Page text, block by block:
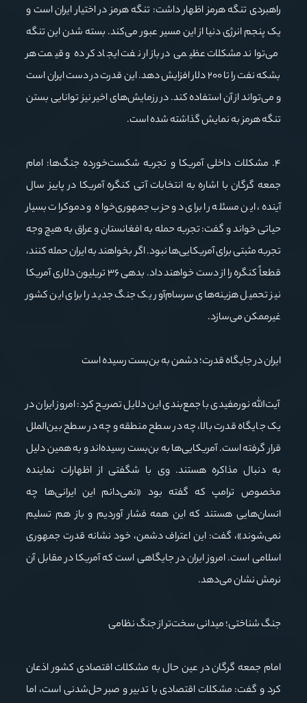
راهبردی تنگه هرمز اظهار داشت: تنگه هرمز در اختیار ایران است و
یک پنجم انرژی دنیا از این مسیر عبور می‌کند. بسته شدن این تنگه
می‌تواند مشکلات عظیمی در بازار نفت ایجاد کرده و قیمت هر
بشکه نفت را تا ۲۰۰ دلار افزایش دهد. این قدرت در دست ایران است
و می‌تواند از آن استفاده کند. در رزمایش‌های اخیر نیز توانایی بستن
تنگه هرمز به نمایش گذاشته شده است.
۴. مشکلات داخلی آمریکا و تجربه شکست‌خورده جنگ‌ها: امام
جمعه گرگان با اشاره به انتخابات آتی کنگره آمریکا در پاییز سال
آینده، این مسئله را برای دو حزب جمهوری‌خواه و دموکرات بسیار
حیاتی خواند و گفت: تجربه حمله به افغانستان و عراق به هیچ وجه
تجربه مثبتی برای آمریکایی‌ها نبود. اگر بخواهند به ایران حمله کنند،
قطعاً کنگره را از دست خواهند داد. بدهی ۳۶ تریلیون دلاری آمریکا
نیز تحمیل هزینه‌های سرسام‌آور یک جنگ جدید را برای این کشور
غیرممکن می‌سازد.
ایران در جایگاه قدرت؛ دشمن به بن‌بست رسیده است
آیت‌الله نورمفیدی با جمع‌بندی این دلایل تصریح کرد: امروز ایران در
یک جایگاه قدرت بالا، چه در سطح منطقه و چه در سطح بین‌الملل
قرار گرفته است. آمریکایی‌ها به بن‌بست رسیده‌اند و به همین دلیل
به دنبال مذاکره هستند. وی با شگفتی از اظهارات نماینده
مخصوص ترامپ که گفته بود «نمی‌دانم این ایرانی‌ها چه
انسان‌هایی هستند که این همه فشار آوردیم و باز هم تسلیم
نمی‌شوند»، گفت: این اعتراف دشمن، خود نشانه قدرت جمهوری
اسلامی است. امروز ایران در جایگاهی است که آمریکا در مقابل آن
نرمش نشان می‌دهد.
جنگ شناختی؛ میدانی سخت‌تر از جنگ نظامی
امام جمعه گرگان در عین حال به مشکلات اقتصادی کشور اذعان
کرد و گفت: مشکلات اقتصادی با تدبیر و صبر حل‌شدنی است، اما